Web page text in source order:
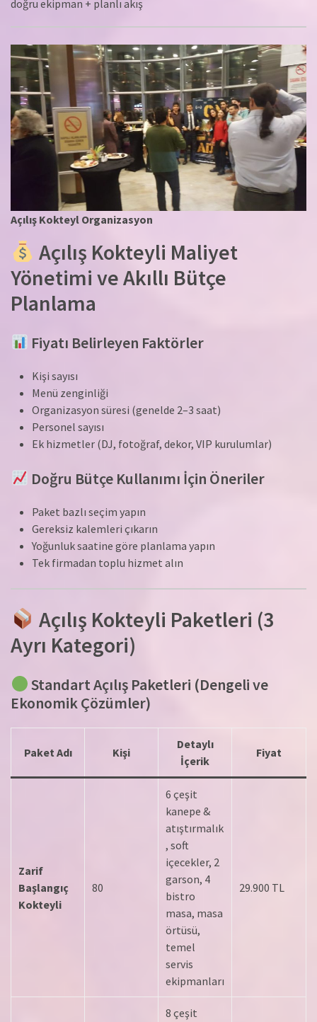
doğru ekipman + planlı akış
Açılış Kokteyl Organizasyon
Açılış Kokteyli Maliyet
Yönetimi ve Akıllı Bütçe
Planlama
Fiyatı Belirleyen Faktörler
Kişi sayısı
Menü zenginliği
Organizasyon süresi (genelde 2–3 saat)
Personel sayısı
Ek hizmetler (DJ, fotoğraf, dekor, VIP kurulumlar)
Doğru Bütçe Kullanımı İçin Öneriler
Paket bazlı seçim yapın
Gereksiz kalemleri çıkarın
Yoğunluk saatine göre planlama yapın
Tek firmadan toplu hizmet alın
Açılış Kokteyli Paketleri (3
Ayrı Kategori)
Standart Açılış Paketleri (Dengeli ve
Ekonomik Çözümler)
Paket Adı Kişi
Detaylı
İçerik
Fiyat
Zarif
Başlangıç
Kokteyli
80
6 çeşit
kanepe &
atıştırmalık
, soft
içecekler, 2
garson, 4
bistro
masa, masa
örtüsü,
temel
servis
ekipmanları
29.900 TL
8 çeşit